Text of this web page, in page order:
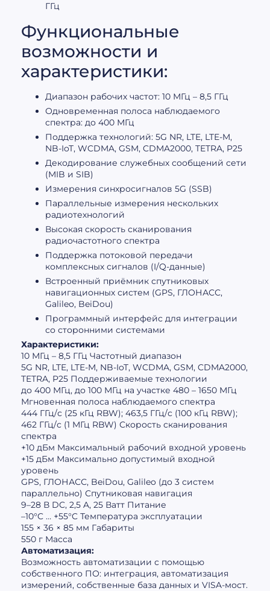
ГГц
Функциональные
возможности и
характеристики:
Диапазон рабочих частот: 10 МГц – 8,5 ГГц
Одновременная полоса наблюдаемого
спектра: до 400 МГц
Поддержка технологий: 5G NR, LTE, LTE-M,
NB-IoT, WCDMA, GSM, CDMA2000, TETRA, P25
Декодирование служебных сообщений сети
(MIB и SIB)
Измерения синхросигналов 5G (SSB)
Параллельные измерения нескольких
радиотехнологий
Высокая скорость сканирования
радиочастотного спектра
Поддержка потоковой передачи
комплексных сигналов (I/Q-данные)
Встроенный приёмник спутниковых
навигационных систем (GPS, ГЛОНАСС,
Galileo, BeiDou)
Программный интерфейс для интеграции
со сторонними системами
Характеристики:
10 МГц – 8,5 ГГц Частотный диапазон
5G NR, LTE, LTE-M, NB-IoT, WCDMA, GSM, CDMA2000,
TETRA, P25 Поддерживаемые технологии
до 400 МГц, до 100 МГц на участке 480 – 1650 МГц
Мгновенная полоса наблюдаемого спектра
444 ГГц/с (25 кГц RBW); 463,5 ГГц/с (100 кГц RBW);
462 ГГц/с (1 МГц RBW) Скорость сканирования
спектра
+10 дБм Максимальный рабочий входной уровень
+15 дБм Максимально допустимый входной
уровень
GPS, ГЛОНАСС, BeiDou, Galileo (до 3 систем
параллельно) Спутниковая навигация
9–28 В DC, 2,5 A, 25 Ватт Питание
–10°C … +55°C Температура эксплуатации
155 × 36 × 85 мм Габариты
550 г Масса
Автоматизация:
Возможность автоматизации с помощью
собственного ПО: интеграция, автоматизация
измерений, собственные база данных и VISA-мост.